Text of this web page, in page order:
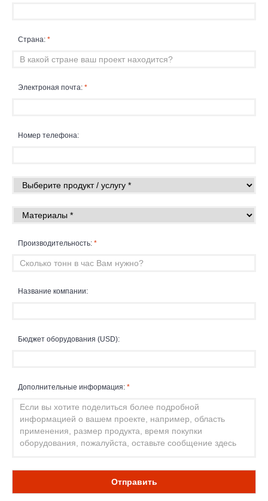
Страна: *
Электроная почта: *
Номер телефона:
Производительность: *
Название компании:
Бюджет оборудования (USD):
Дополнительные информация: *
Отправить